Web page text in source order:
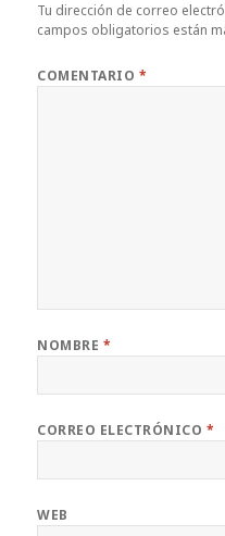
Tu dirección de correo
campos obligatorios están
COMENTARIO *
NOMBRE *
CORREO ELECTRÓNICO *
WEB